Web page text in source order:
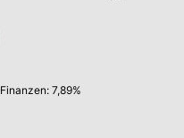
Finanzen: 7,89%